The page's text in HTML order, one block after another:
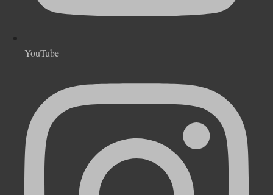
YouTube